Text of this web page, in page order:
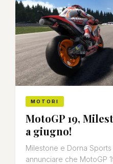
MOTORI
MotoGP 19,
a giugno!
Milestone e Dorna
annunciare che MotoGP